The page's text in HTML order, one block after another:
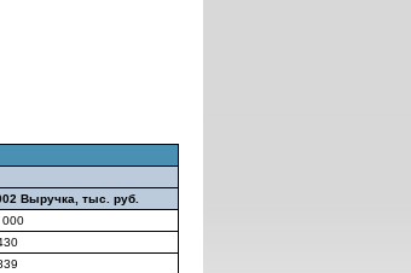
Выручка, тыс. руб.
000